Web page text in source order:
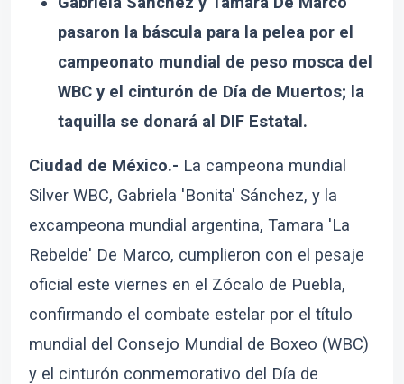
pasaron la báscula para la pelea por el
campeonato mundial de peso mosca del
WBC y el cinturón de Día de Muertos; la
taquilla se donará al DIF Estatal.
Ciudad de México.- La campeona mundial
Silver WBC, Gabriela 'Bonita' Sánchez, y la
excampeona mundial argentina, Tamara 'La
Rebelde' De Marco, cumplieron con el pesaje
oficial este viernes en el Zócalo de Puebla,
confirmando el combate estelar por el título
mundial del Consejo Mundial de Boxeo (WBC)
y el cinturón conmemorativo del Día de